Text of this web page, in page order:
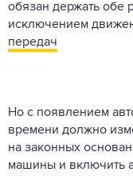
обязан держать обе
исключением
передач
Но с появлением
времени должно
на законных
машины и включить